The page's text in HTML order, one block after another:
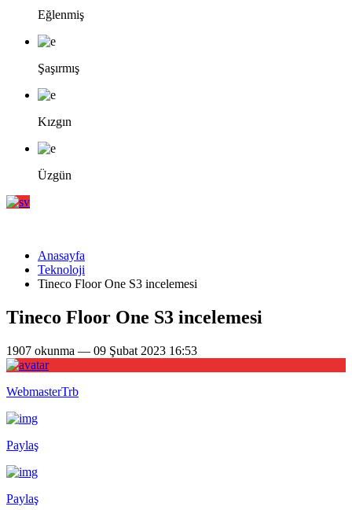
Eğlenmiş
Şaşırmış
Kızgın
Üzgün
Anasayfa
Teknoloji
Tineco Floor One S3 incelemesi
Tineco Floor One S3 incelemesi
1907 okunma — 09 Şubat 2023 16:53
WebmasterTrb
Paylaş
Paylaş